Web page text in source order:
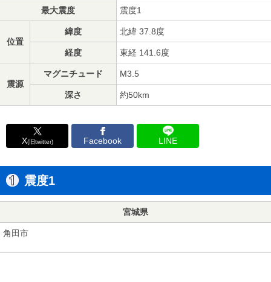
最大震度 震度1
位置
緯度 北緯 37.8度
経度 東経 141.6度
震源
マグニチュード M3.5
深さ 約50km
X(旧twitter) Facebook LINE
震度1
宮城県
角田市